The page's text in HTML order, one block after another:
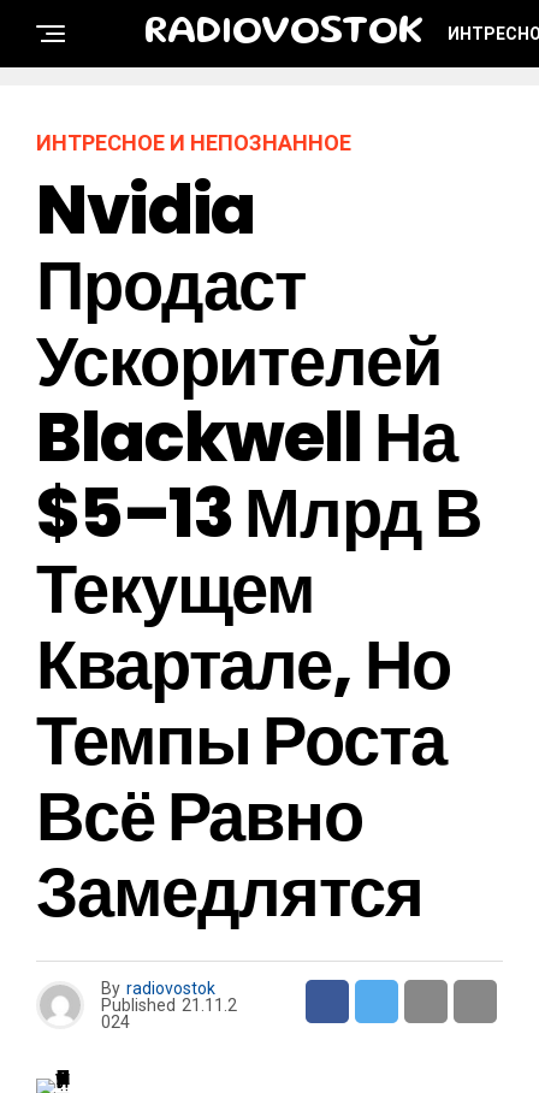
RADIOVOSTOK
ИНТРЕСНОЕ И НЕПОЗНАННОЕ
Nvidia
Продаст
Ускорителей
Blackwell На
$5–13 Млрд В
Текущем
Квартале, Но
Темпы Роста
Всё Равно
Замедлятся
By radiovostok
Published 21.11.2
024